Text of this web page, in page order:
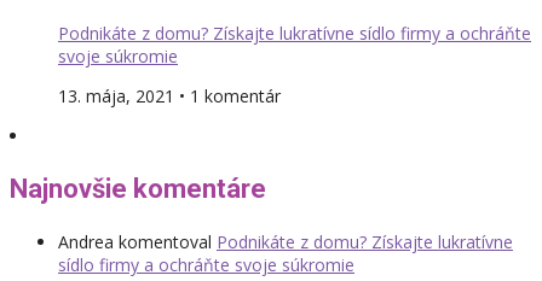
Podnikáte z domu? Získajte lukratívne sídlo firmy a ochráňte
svoje súkromie
13. mája, 2021 • 1 komentár
Najnovšie komentáre
Andrea komentoval Podnikáte z domu? Získajte lukratívne
sídlo firmy a ochráňte svoje súkromie